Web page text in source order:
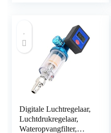
Digitale Luchtregelaar,
Luchtdrukregelaar,
Wateropvangfilter,